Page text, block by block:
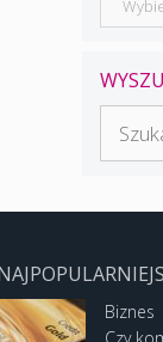
Biznes